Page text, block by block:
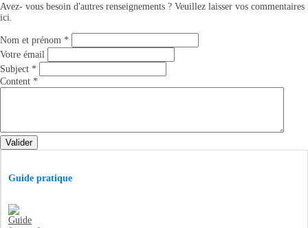
Avez- vous besoin d'autres renseignements ? Veuillez laisser vos commentaires
ici.
Nom et prénom *
Votre émail
Subject *
Content *
Valider
Guide pratique